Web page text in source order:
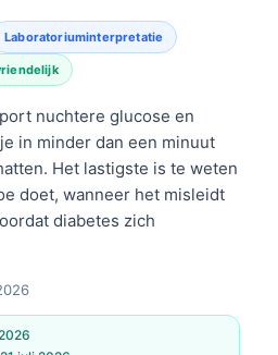
Laboratoriuminterpretatie
nuchtere glucose en
in minder dan een minuut
Het lastigste is te weten
doet, wanneer het misleidt
diabetes zich